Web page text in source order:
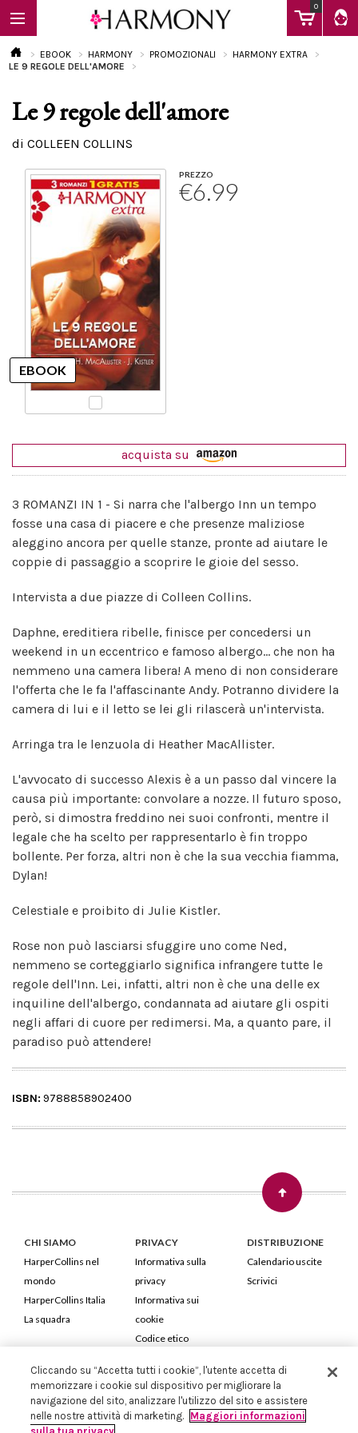
0
EBOOK
Calendario
EBOOK HARMONY PROMOZIONALI
HARMONY EXTRA
LE 9 REGOLE DELL'AMORE
Le 9 regole dell'amore
di COLLEEN COLLINS
PREZZO
€6.99
acquista su
3 ROMANZI IN 1 - Si narra che l'albergo Inn un tempo
fosse una casa di piacere e che presenze maliziose
aleggino ancora per quelle stanze, pronte ad aiutare le
coppie di passaggio a scoprire le gioie del sesso.
Intervista a due piazze di Colleen Collins.
Daphne, ereditiera ribelle, finisce per concedersi un
weekend in un eccentrico e famoso albergo... che non ha
nemmeno una camera libera! A meno di non considerare
l'offerta che le fa l'affascinante Andy. Potranno dividere la
camera di lui e il letto se lei gli rilascerà un'intervista.
Arringa tra le lenzuola di Heather MacAllister.
L'avvocato di successo Alexis è a un passo dal vincere la
causa più importante: convolare a nozze. Il futuro sposo,
però, si dimostra freddino nei suoi confronti, mentre il
legale che ha scelto per rappresentarlo è fin troppo
bollente. Per forza, altri non è che la sua vecchia fiamma,
Dylan!
Celestiale e proibito di Julie Kistler.
Rose non può lasciarsi sfuggire uno come Ned,
nemmeno se corteggiarlo significa infrangere tutte le
regole dell'Inn. Lei, infatti, altri non è che una delle ex
inquiline dell'albergo, condannata ad aiutare gli ospiti
negli affari di cuore per redimersi. Ma, a quanto pare, il
paradiso può attendere!
ISBN: 9788858902400
CHI SIAMO
HarperCollins nel
mondo
HarperCollins Italia
La squadra
PRIVACY
Informativa sulla
privacy
Informativa sui
cookie
Codice etico
DISTRIBUZIONE
Calendario uscite
Scrivici
HarperCollins Italia S.p.A. Viale Monte Nero, 84 - 20135 Milano
Cod. Fiscale e P.IVA 05946780151 - Capitale Sociale 258.250 €
Iscritta in Milano al Registro delle imprese nr.198004 e REA nr.1051898
Cliccando su “Accetta tutti i cookie”, l'utente accetta di
memorizzare i cookie sul dispositivo per migliorare la
navigazione del sito, analizzare l'utilizzo del sito e assistere
nelle nostre attività di marketing. Maggiori informazioni